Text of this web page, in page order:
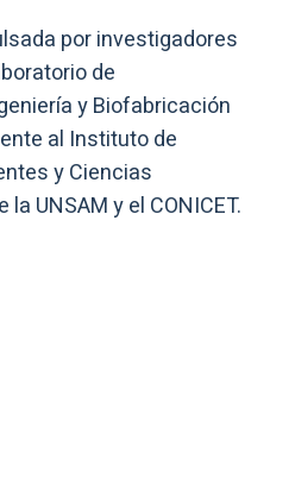
por investigadores
de
y Biofabricación
al Instituto de
y Ciencias
UNSAM y el CONICET.